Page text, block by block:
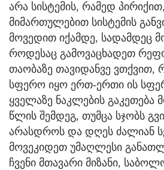
არა სისტემის, რამედ
მიმართულებით სისტემის
მოვედით იქამდე, სადამდეც
როდესაც გამოვაცხადეთ
თაობაზე თავიდანვე ვთქვით,
სფერო იყო ერთ-ერთი ის
ყველაზე ნაკლების გაკეთება
წლის შემდეგ, თუმცა სჯობს
არასდროს და დღეს ძალიან
მოვეკიდეთ უმაღლესი
ჩვენი მთავარი მიზანი,